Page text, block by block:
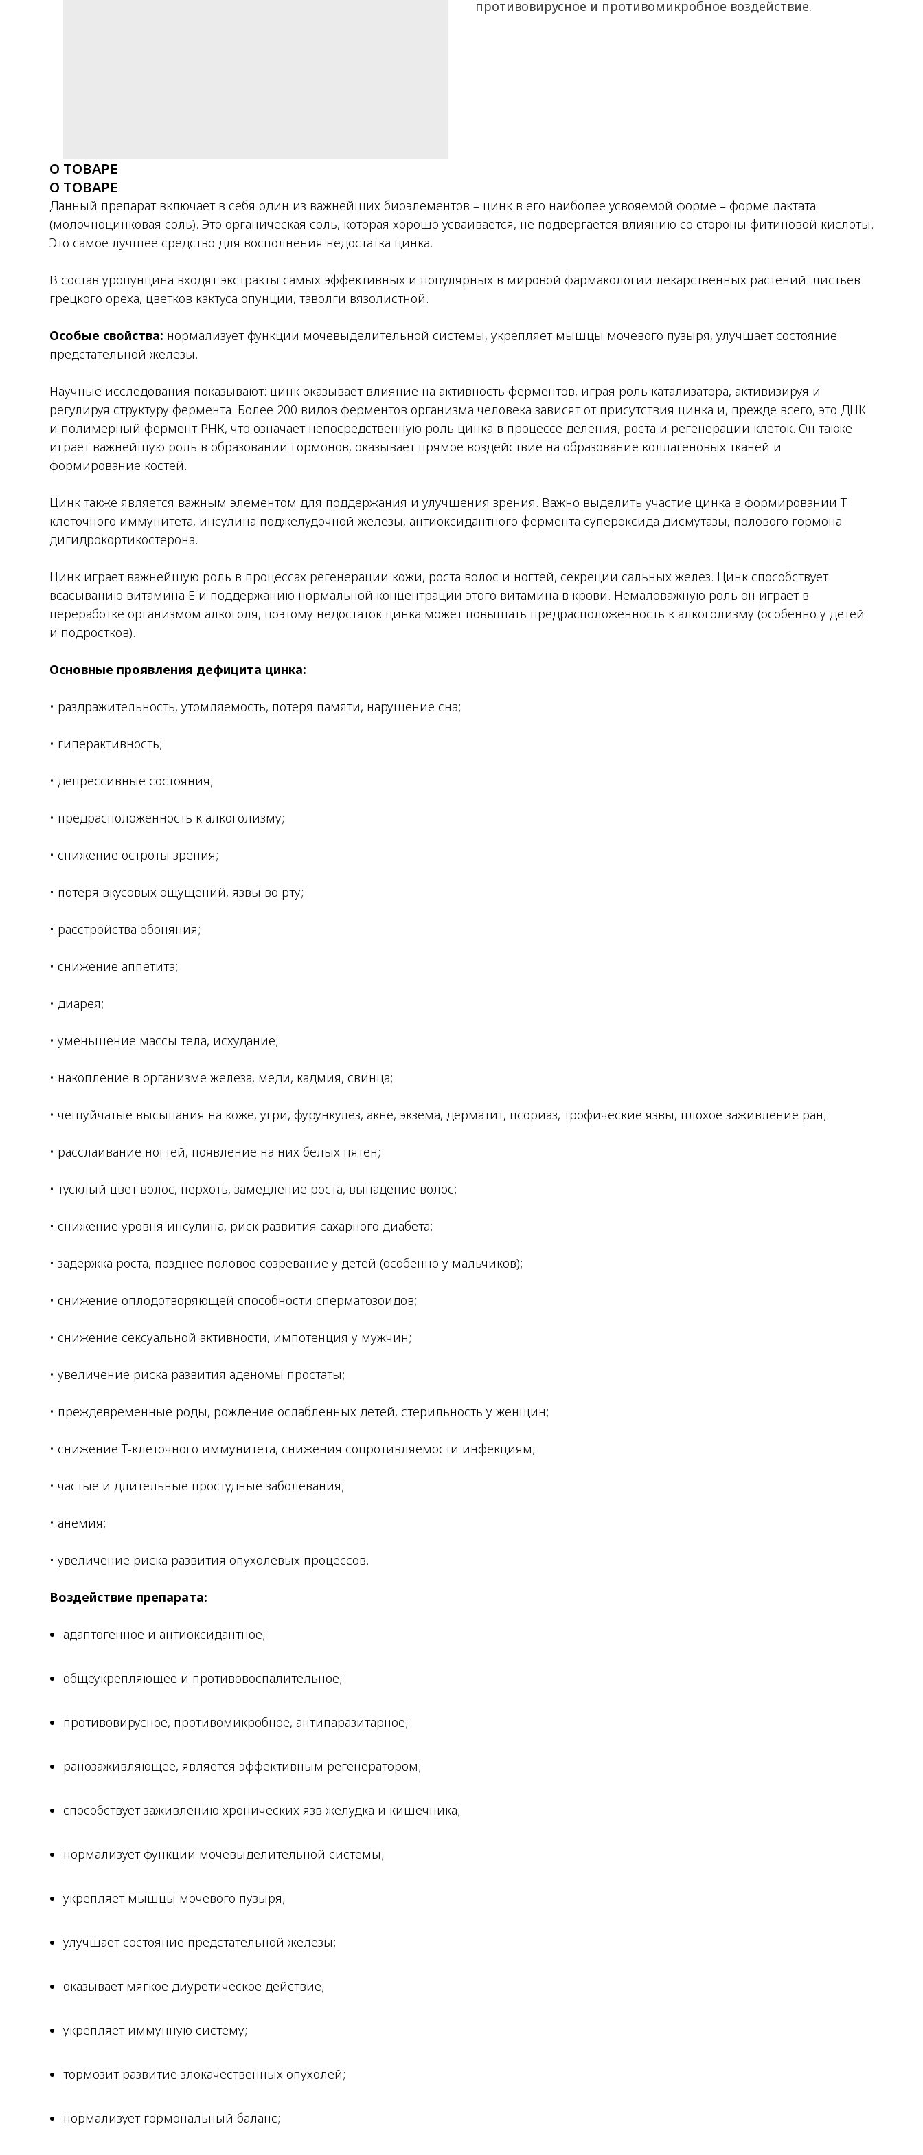
противовирусное и противомикробное воздействие.
О ТОВАРЕ
О ТОВАРЕ
Данный препарат включает в себя один из важнейших биоэлементов – цинк в его наиболее усвояемой форме – форме лактата
(молочноцинковая соль). Это органическая соль, которая хорошо усваивается, не подвергается влиянию со стороны фитиновой кислоты.
Это самое лучшее средство для восполнения недостатка цинка.
В состав уропунцина входят экстракты самых эффективных и популярных в мировой фармакологии лекарственных растений: листьев
грецкого ореха, цветков кактуса опунции, таволги вязолистной.
Особые свойства: нормализует функции мочевыделительной системы, укрепляет мышцы мочевого пузыря, улучшает состояние
предстательной железы.
Научные исследования показывают: цинк оказывает влияние на активность ферментов, играя роль катализатора, активизируя и
регулируя структуру фермента. Более 200 видов ферментов организма человека зависят от присутствия цинка и, прежде всего, это ДНК
и полимерный фермент РНК, что означает непосредственную роль цинка в процессе деления, роста и регенерации клеток. Он также
играет важнейшую роль в образовании гормонов, оказывает прямое воздействие на образование коллагеновых тканей и
формирование костей.
Цинк также является важным элементом для поддержания и улучшения зрения. Важно выделить участие цинка в формировании Т-
клеточного иммунитета, инсулина поджелудочной железы, антиоксидантного фермента супероксида дисмутазы, полового гормона
дигидрокортикостерона.
Цинк играет важнейшую роль в процессах регенерации кожи, роста волос и ногтей, секреции сальных желез. Цинк способствует
всасыванию витамина Е и поддержанию нормальной концентрации этого витамина в крови. Немаловажную роль он играет в
переработке организмом алкоголя, поэтому недостаток цинка может повышать предрасположенность к алкоголизму (особенно у детей
и подростков).
Основные проявления дефицита цинка:
• раздражительность, утомляемость, потеря памяти, нарушение сна;
• гиперактивность;
• депрессивные состояния;
• предрасположенность к алкоголизму;
• снижение остроты зрения;
• потеря вкусовых ощущений, язвы во рту;
• расстройства обоняния;
• снижение аппетита;
• диарея;
• уменьшение массы тела, исхудание;
• накопление в организме железа, меди, кадмия, свинца;
• чешуйчатые высыпания на коже, угри, фурункулез, акне, экзема, дерматит, псориаз, трофические язвы, плохое заживление ран;
• расслаивание ногтей, появление на них белых пятен;
• тусклый цвет волос, перхоть, замедление роста, выпадение волос;
• снижение уровня инсулина, риск развития сахарного диабета;
• задержка роста, позднее половое созревание у детей (особенно у мальчиков);
• снижение оплодотворяющей способности сперматозоидов;
• снижение сексуальной активности, импотенция у мужчин;
• увеличение риска развития аденомы простаты;
• преждевременные роды, рождение ослабленных детей, стерильность у женщин;
• снижение Т-клеточного иммунитета, снижения сопротивляемости инфекциям;
• частые и длительные простудные заболевания;
• анемия;
• увеличение риска развития опухолевых процессов.
Воздействие препарата:
адаптогенное и антиоксидантное;
общеукрепляющее и противовоспалительное;
противовирусное, противомикробное, антипаразитарное;
ранозаживляющее, является эффективным регенератором;
способствует заживлению хронических язв желудка и кишечника;
нормализует функции мочевыделительной системы;
укрепляет мышцы мочевого пузыря;
улучшает состояние предстательной железы;
оказывает мягкое диуретическое действие;
укрепляет иммунную систему;
тормозит развитие злокачественных опухолей;
нормализует гормональный баланс;